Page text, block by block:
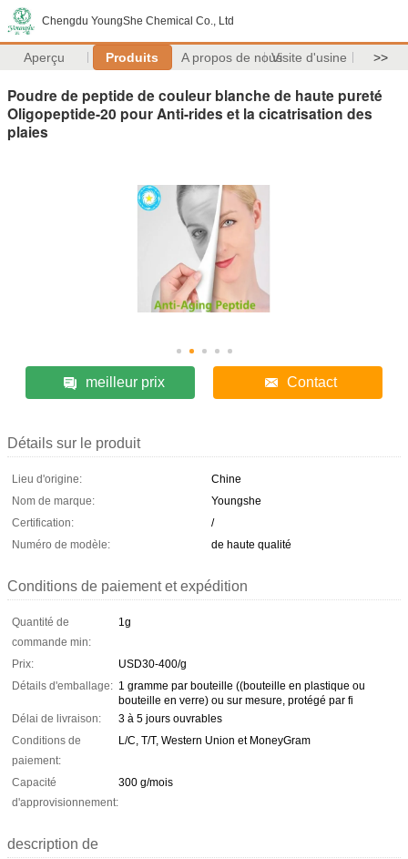
Chengdu YoungShe Chemical Co., Ltd
Aperçu Produits A propos de nousVisite d'usine >>
Poudre de peptide de couleur blanche de haute pureté
Oligopeptide-20 pour Anti-rides et la cicatrisation des
plaies
meilleur prix Contact
Détails sur le produit
Lieu d'origine:
Chine
Nom de marque:
Youngshe
Certification:
/
Numéro de modèle:
de haute qualité
Conditions de paiement et expédition
Quantité de
commande min:
1g
Prix:
USD30-400/g
Détails d'emballage: 1 gramme par bouteille ((bouteille en plastique ou
bouteille en verre) ou sur mesure, protégé par fi
Délai de livraison:
3 à 5 jours ouvrables
Conditions de
paiement:
L/C, T/T, Western Union et MoneyGram
Capacité
d'approvisionnement:
300 g/mois
description de